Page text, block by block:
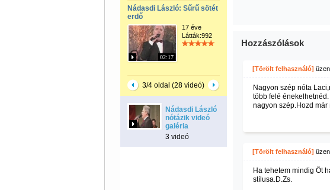
Nádasdi László: Sűrű sötét
erdő
02:17
17 éve
Látták:992
3/4 oldal (28 videó)
Nádasdi László
nótázik videó
galéria
3 videó
Hozzászólások
[Törölt felhasználó]
Nagyon szép nóta
több felé
nagyon szép.Hozd
[Törölt felhasználó]
Ha tehetem mindig Őt
stílusa.D.Zs.